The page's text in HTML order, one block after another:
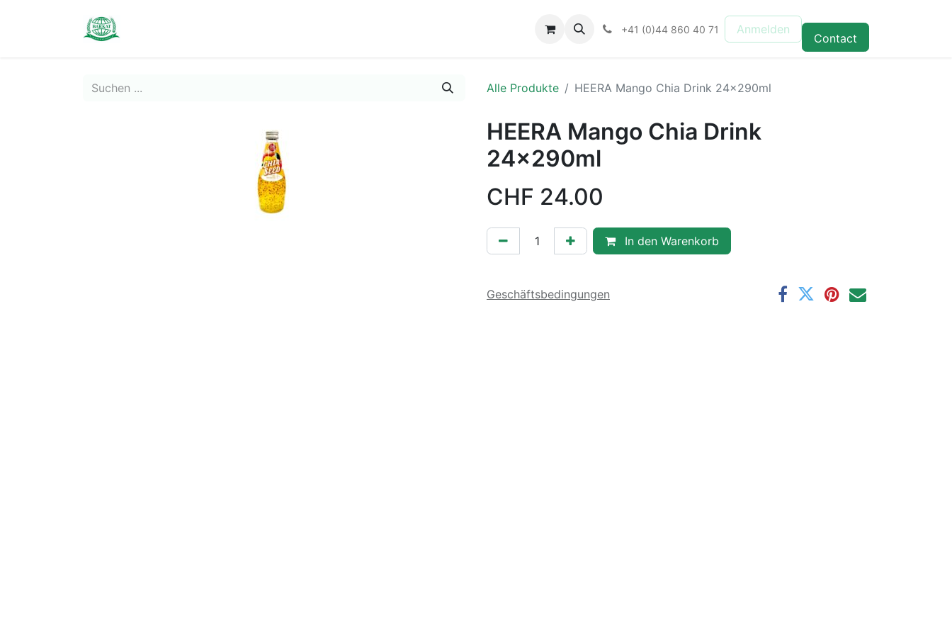
+41 (0)44 860 40 71 Anmelden
Contact
Alle Produkte HEERA Mango Chia Drink 24x290ml
HEERA Mango Chia Drink
24x290ml
CHF 24.00
In den Warenkorb
Geschäftsbedingungen